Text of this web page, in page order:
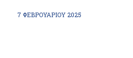
7 ΦΕΒΡΟΥΑΡΊΟΥ 2025